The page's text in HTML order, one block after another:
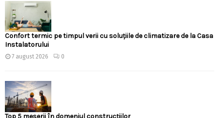
Confort termic pe timpul verii cu soluțiile de climatizare de la Casa
Instalatorului
7 august 2026 0
Top 5 meserii în domeniul construcțiilor